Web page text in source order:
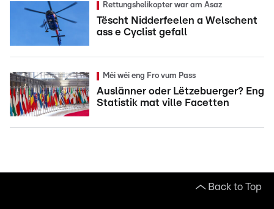
Rettungshelikopter war am Asaz
Tëscht Nidderfeelen a Welschent
ass e Cyclist gefall
Méi wéi eng Fro vum Pass
Auslänner oder Lëtzebuerger? Eng
Statistik mat ville Facetten
Back to Top